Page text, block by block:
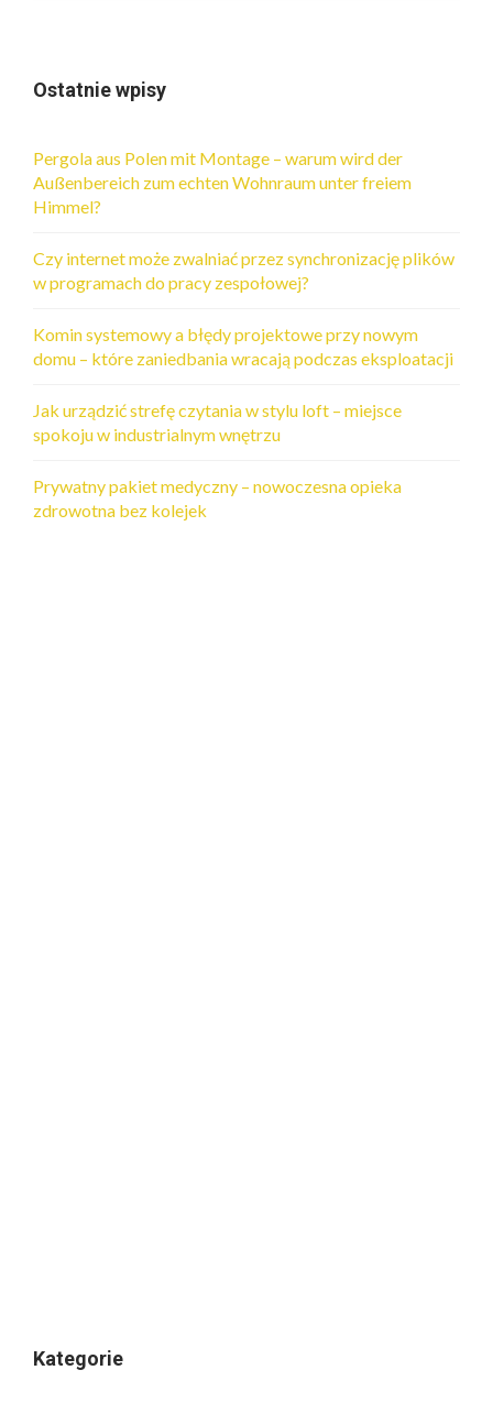
Ostatnie wpisy
Pergola aus Polen mit Montage – warum wird der
Außenbereich zum echten Wohnraum unter freiem
Himmel?
Czy internet może zwalniać przez synchronizację plików
w programach do pracy zespołowej?
Komin systemowy a błędy projektowe przy nowym
domu – które zaniedbania wracają podczas eksploatacji
Jak urządzić strefę czytania w stylu loft – miejsce
spokoju w industrialnym wnętrzu
Prywatny pakiet medyczny – nowoczesna opieka
zdrowotna bez kolejek
Kategorie